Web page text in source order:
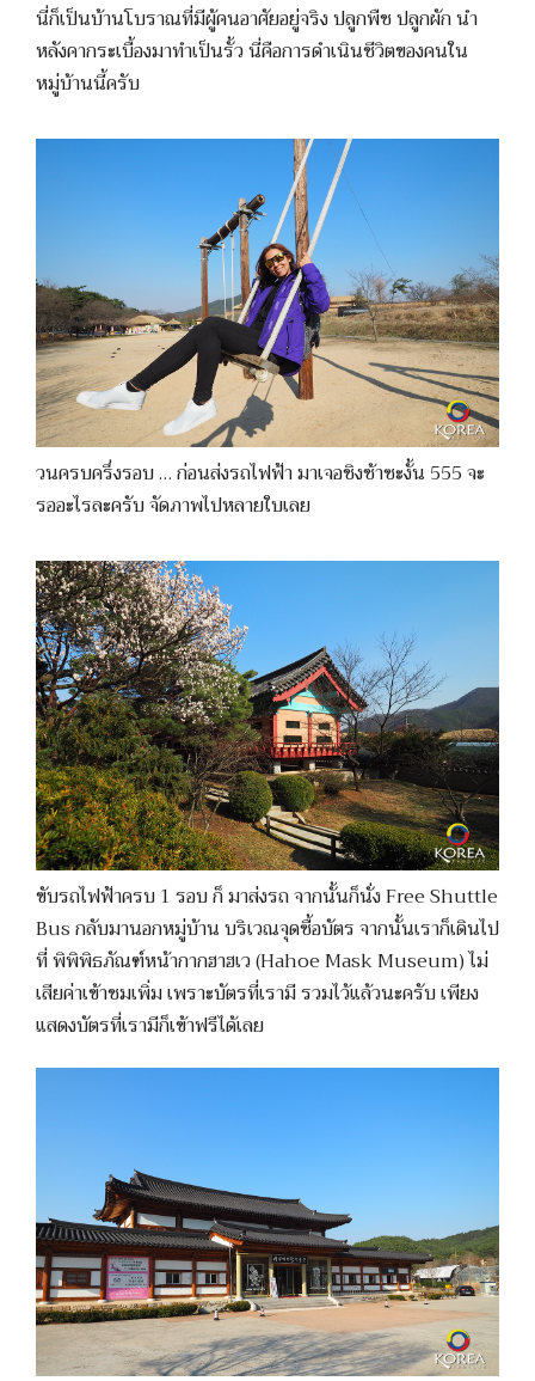
นี่ก็เป็นบ้านโบราณที่มีผู้คนอาศัยอยู่จริง ปลูกพืช ปลูกผัก นำ
หลังคากระเบื้องมาทำเป็นรั้ว นี่คือการดำเนินชีวิตของคนใน
หมู่บ้านนี้ครับ
วนครบครึ่งรอบ … ก่อนส่งรถไฟฟ้า มาเจอชิงช้าซะงั้น 555 จะ
รออะไรละครับ จัดภาพไปหลายใบเลย
ขับรถไฟฟ้าครบ 1 รอบ ก็ มาส่งรถ จากนั้นก็นั่ง Free Shuttle
Bus กลับมานอกหมู่บ้าน บริเวณจุดซื้อบัตร จากนั้นเราก็เดินไป
ที่ พิพิพิธภัณฑ์หน้ากากฮาฮเว (Hahoe Mask Museum) ไม่
เสียค่าเข้าชมเพิ่ม เพราะบัตรที่เรามี รวมไว้แล้วนะครับ เพียง
แสดงบัตรที่เรามีก็เข้าฟรีได้เลย